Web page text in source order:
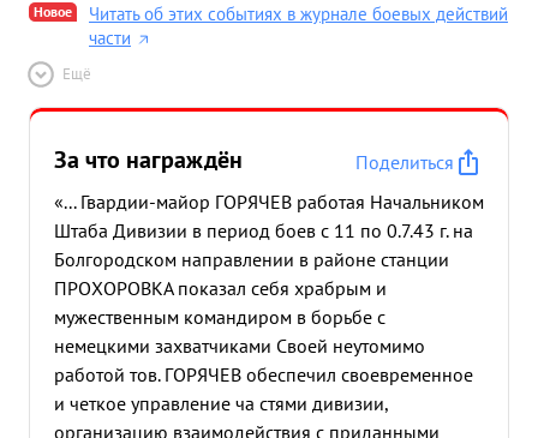
Новое
Читать об этих событиях в журнале боевых действий
части
Ещё
За что награждён
Поделиться
«... Гвардии-майор ГОРЯЧЕВ работая Начальником
Штаба Дивизии в период боев с 11 по 0.7.43 г. на
Болгородском направлении в районе станции
ПРОХОРОВКА показал себя храбрым и
мужественным командиром в борьбе с
немецкими захватчиками Своей неутомимо
работой тов. ГОРЯЧЕВ обеспечил своевременное
и четкое управление ча стями дивизии,
организацию взаимодействия с приданными